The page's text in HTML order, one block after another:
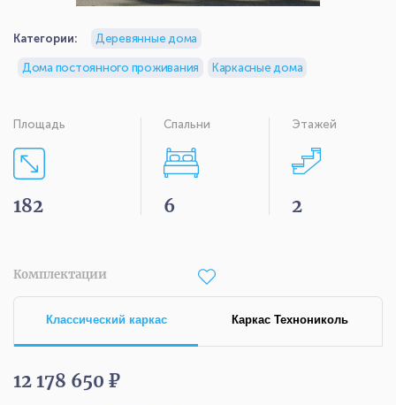
Категории: Деревянные дома
Дома постоянного проживания Каркасные дома
Площадь
182
Спальни
6
Этажей
2
Комплектации
Классический каркас Каркас Технониколь
12 178 650 ₽